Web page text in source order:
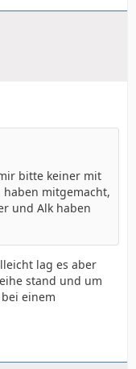
bitte keiner mit
haben mitgemacht,
und Alk haben
lag es aber
stand und um
einem